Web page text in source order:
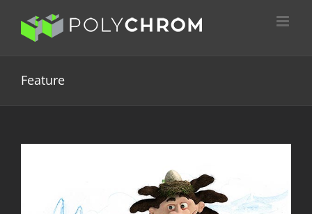
Inhalt
springen
Feature